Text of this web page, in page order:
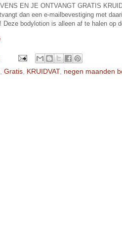
EN JE ONTVANGT GRATIS
dan een e-mailbevestiging met
bodylotion is alleen af te halen op
Gratis KRUIDVAT, negen maanden